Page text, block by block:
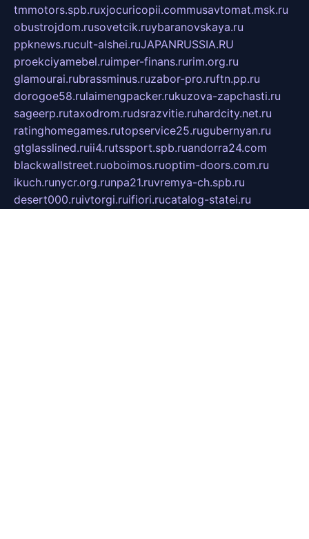
tmmotors.spb.ruxjocuricopii.commusavtomat.msk.ru
obustrojdom.rusovetcik.ruybaranovskaya.ru
ppknews.rucult-alshei.ruJAPANRUSSIA.RU
proekciyamebel.ruimper-finans.rurim.org.ru
glamourai.rubrassminus.ruzabor-pro.ruftn.pp.ru
dorogoe58.rulaimengpacker.rukuzova-zapchasti.ru
sageerp.rutaxodrom.rudsrazvitie.ruhardcity.net.ru
ratinghomegames.rutopservice25.rugubernyan.ru
gtglasslined.ruii4.rutssport.spb.ruandorra24.com
blackwallstreet.ruoboimos.ruoptim-doors.com.ru
ikuch.runycr.org.runpa21.ruvremya-ch.spb.ru
desert000.ruivtorgi.ruifiori.rucatalog-statei.ru